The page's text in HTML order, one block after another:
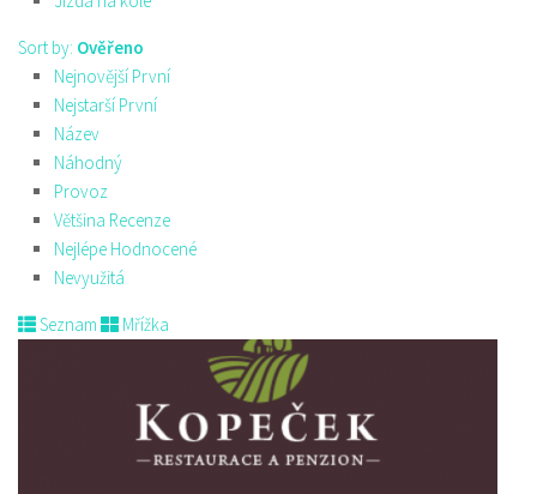
Sort by: Ověřeno
Nejnovější První
Nejstarší První
Název
Náhodný
Provoz
Většina Recenze
Nejlépe Hodnocené
Nevyužitá
Seznam Mřížka